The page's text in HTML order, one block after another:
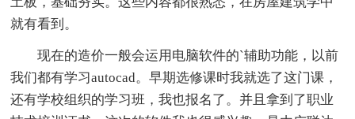
就有看到。
现在的造价一般会运用电脑软件的`辅助功能，以前
我们都有学习autocad。早期选修课时我就选了这门课，
还有学校组织的学习班，我也报名了。并且拿到了职业